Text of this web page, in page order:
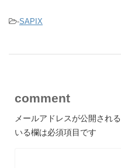
-SAPIX
comment
メールアドレスが公開され
いる欄は必須項目です